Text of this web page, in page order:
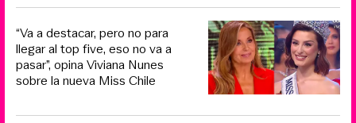
“Va a destacar, pero no para
llegar al top five, eso no va a
pasar”, opina Viviana Nunes
sobre la nueva Miss Chile